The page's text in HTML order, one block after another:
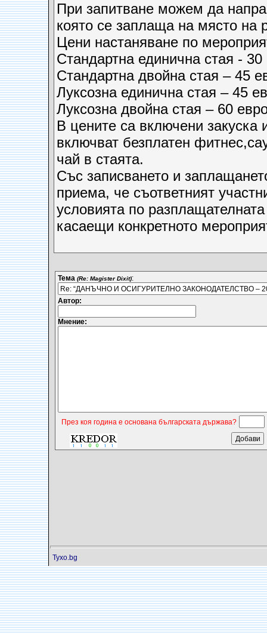
При запитване можем да
която се заплаща на място на
Цени настаняване по
Стандартна единична стая - 30
Стандартна двойна стая – 45
Луксозна единична стая – 45
Луксозна двойна стая – 60
В цените са включени
включват безплатен
чай в стаята.
Със записването и
приема, че съответният
условията по
касаещи конкретното
Тема (Re: Magister Dixit):
Автор:
Мнение:
През коя година е основана българската държава?